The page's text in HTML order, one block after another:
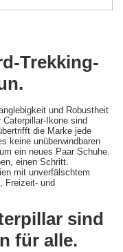
Trekking-
und Robustheit
Ikone sind
die Marke jede
keine unüberwindbaren
ein neues Paar Schuhe.
einen Schritt.
mit unverfälschtem
Freizeit- und
sind
für alle.